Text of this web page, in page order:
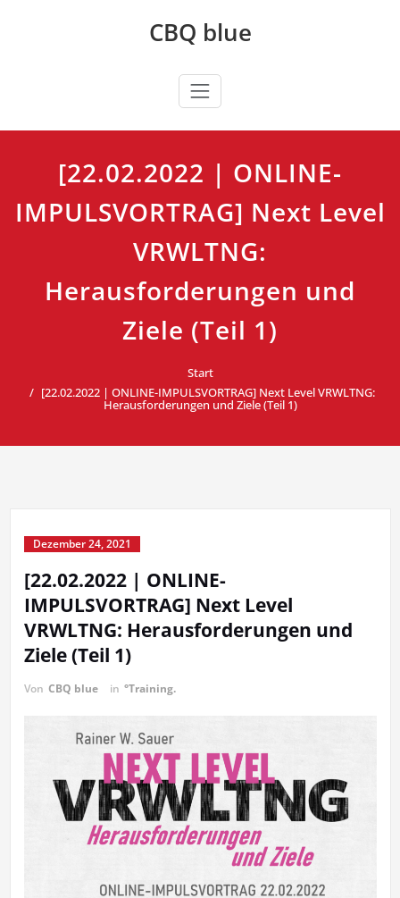
CBQ blue
[22.02.2022 | ONLINE-
IMPULSVORTRAG] Next Level
VRWLTNG:
Herausforderungen und
Ziele (Teil 1)
Start
[22.02.2022 | ONLINE-IMPULSVORTRAG] Next Level VRWLTNG:
Herausforderungen und Ziele (Teil 1)
Dezember 24, 2021
[22.02.2022 | ONLINE-
IMPULSVORTRAG] Next Level
VRWLTNG: Herausforderungen und
Ziele (Teil 1)
Von CBQ blue in °Training.